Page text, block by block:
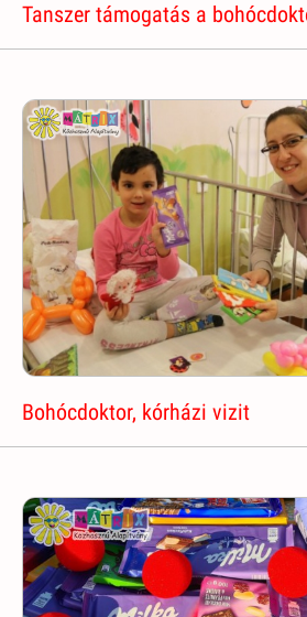
Tanszer támogatás a
Bohócdoktor, kórházi vizit